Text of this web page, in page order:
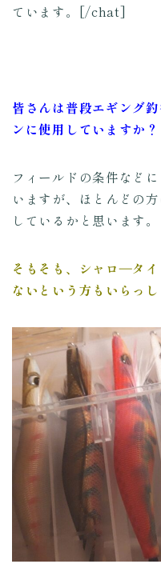
ています。[/chat]
皆さんは普段エギング
ンに使用していますか？
フィールドの条件など
いますが、ほとんどの
しているかと思います。
そもそも、シャロ―タ
ないという方もいらっ